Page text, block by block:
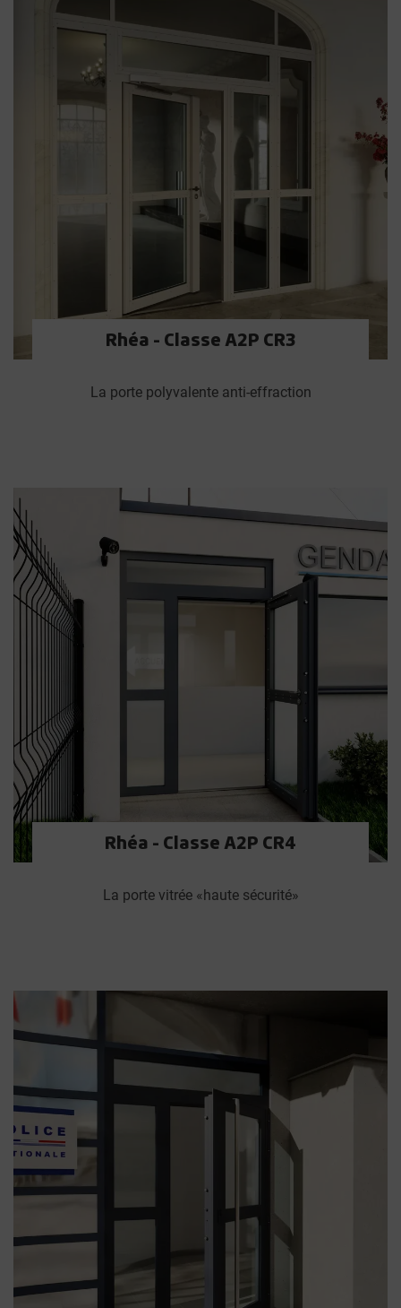
Rhéa - Classe A2P CR3
La porte polyvalente anti-effraction
Rhéa - Classe A2P CR4
La porte vitrée «haute sécurité»